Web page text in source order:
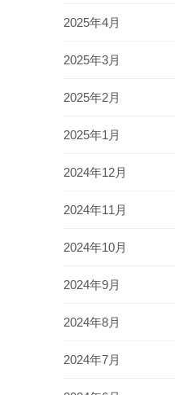
2025年4月
2025年3月
2025年2月
2025年1月
2024年12月
2024年11月
2024年10月
2024年9月
2024年8月
2024年7月